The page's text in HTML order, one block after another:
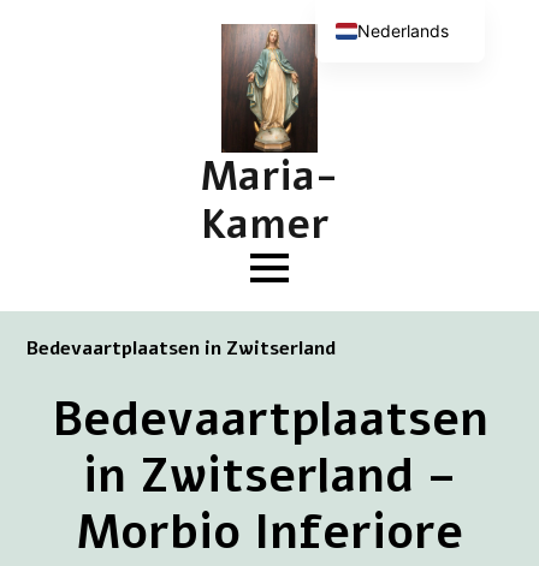
Maria-
Kamer
Bedevaartplaatsen in Zwitserland
Bedevaartplaatsen
in Zwitserland –
Morbio Inferiore
Nederlands